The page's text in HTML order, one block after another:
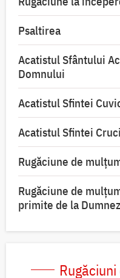
Psaltirea
Acatistul Sfântului
Domnului
Acatistul Sfintei
Acatistul Sfintei Cruci
Rugăciune de
Rugăciune de
primite de la